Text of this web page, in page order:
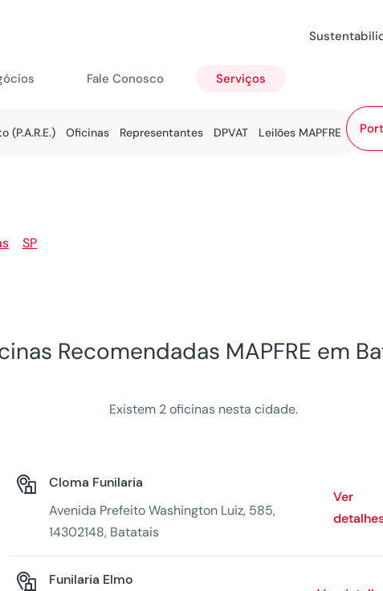
Fale Conosco Serviços
(P.A.R.E.) Oficinas Representantes DPVAT Leilões MAPFRE
SP
Recomendadas MAPFRE em
Existem 2 oficinas nesta cidade.
Cloma Funilaria
Avenida Prefeito Washington Luiz, 585,
14302148, Batatais
Ver
Funilaria Elmo